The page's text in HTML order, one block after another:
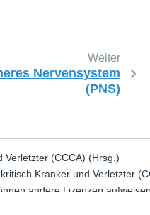
Weiter
Nervensystem
(PNS)
(CCCA) (Hrsg.)
Kranker und Verletzter
andere Lizenzen aufweisen.